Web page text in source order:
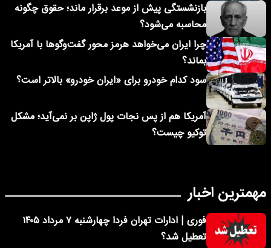
بازنشستگی پیش از موعد برقرار ماند؛ حقوق چگونه
محاسبه می‌شود؟
چرا ایران می‌خواهد هرمز محور گفت‌وگوها با آمریکا
بماند؟
سود کدام خودرو برای «ایران خودرو» بالاتر است؟
آمریکا هم از پس نجات پول ژاپن بر نمی‌آید؛ مشکل
توکیو چیست؟
مهمترین اخبار
فوری | ادارات تهران فردا چهارشنبه ۷ مرداد ۱۴۰۵
تعطیل شد؟